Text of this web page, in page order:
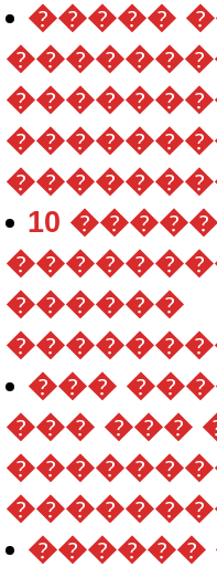
�����
10
������
���
��� ���
������